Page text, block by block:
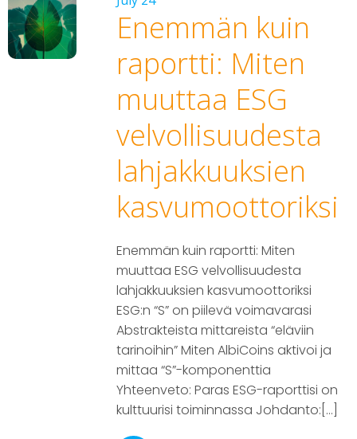
Enemmän kuin
raportti: Miten
muuttaa ESG
velvollisuudesta
lahjakkuuksien
kasvumoottoriksi
Enemmän kuin raportti: Miten
muuttaa ESG velvollisuudesta
lahjakkuuksien kasvumoottoriksi
ESG:n “S” on piilevä voimavarasi
Abstrakteista mittareista “eläviin
tarinoihin” Miten AlbiCoins aktivoi ja
mittaa “S”-komponenttia
Yhteenveto: Paras ESG-raporttisi on
kulttuurisi toiminnassa Johdanto:[…]